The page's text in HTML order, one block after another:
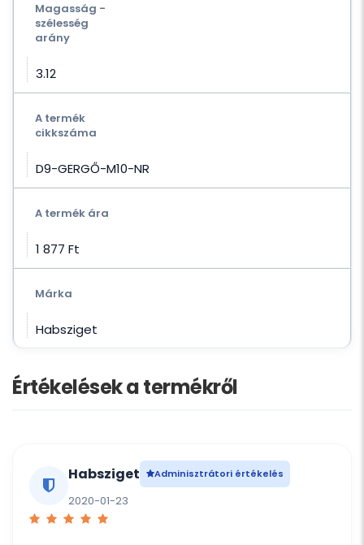
Magasság -
szélesség
arány
3.12
A termék
cikkszáma
D9-GERGŐ-M10-NR
A termék ára
1 877 Ft‎
Márka
Habsziget
Értékelések a termékről
Habsziget Adminisztrátori értékelés
2020-01-23